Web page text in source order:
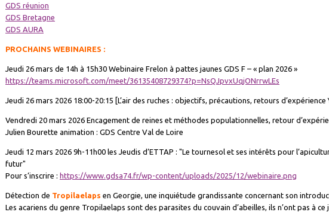
GDS réunion
GDS Bretagne
GDS AURA
PROCHAINS WEBINAIRES :
Jeudi 26 mars de 14h à 15h30 Webinaire Frelon à pattes jaunes GDS F – « plan 2026 »
https://teams.microsoft.com/meet/36135408729374?p=NsQJpvxUqjONrrwLEs
Jeudi 26 mars 2026 18:00-20:15 [L’air des ruches : objectifs, précautions, retours d’expérience
Vendredi 20 mars 2026 Encagement de reines et méthodes populationnelles, retour
Julien Bourette animation : GDS Centre Val de Loire
Jeudi 12 mars 2026 9h-11h00 les Jeudis d’ETTAP : "Le tournesol et ses intérêts pour
futur"
Pour s’inscrire : https://www.gdsa74.fr/wp-content/uploads/2025/12/webinaire.png
Détection de Tropilaelaps en Georgie, une inquiétude grandissante concernant son
Les acariens du genre Tropilaelaps sont des parasites du couvain d’abeilles, ils n’ont pas à